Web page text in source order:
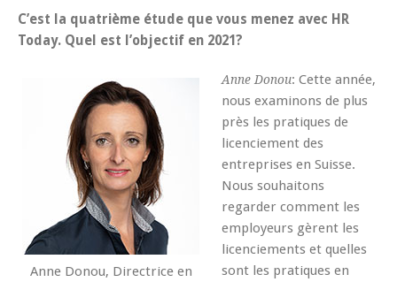
C’est la quatrième étude que vous menez avec HR
Today. Quel est l’objectif en 2021?
Anne Donou, Directrice en
Anne Donou: Cette année,
nous examinons de plus
près les pratiques de
licenciement des
entreprises en Suisse.
Nous souhaitons
regarder comment les
employeurs gèrent les
licenciements et quelles
sont les pratiques en